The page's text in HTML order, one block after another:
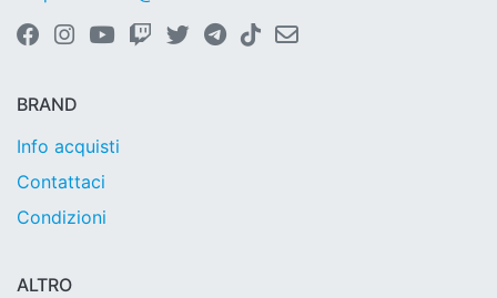
BRAND
Info acquisti
Contattaci
Condizioni
ALTRO